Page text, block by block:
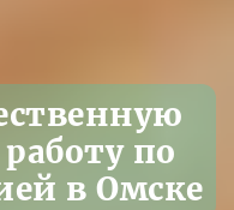
по
в Омске